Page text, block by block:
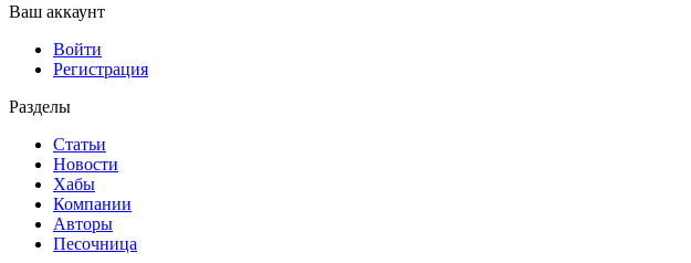
Ваш аккаунт
Войти
Регистрация
Разделы
Статьи
Новости
Хабы
Компании
Авторы
Песочница